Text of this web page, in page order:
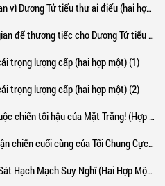
Dương Tử tiểu thư ai điếu (hai hợp một)
tiếc cho Dương Tử tiểu thư (Hai hợp một) (2)
trọng lượng cấp (hai hợp một) (1)
trọng lượng cấp (hai hợp một) (2)
tối hậu của Mặt Trăng! (Hợp nhất hai phần)
cùng của Tối Chung Cực Sơ Sinh! (Hai hợp một) (2)
Hạch Mạch Suy Nghĩ (Hai Hợp Một) (1)